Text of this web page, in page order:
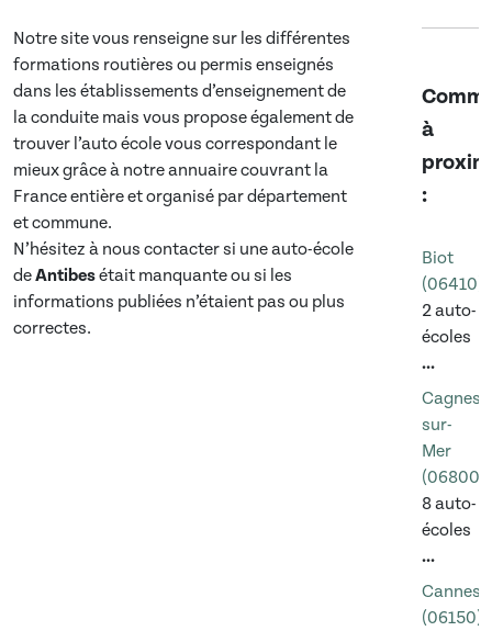
Notre site vous renseigne sur les différentes
formations routières ou permis enseignés
dans les établissements d’enseignement de
la conduite mais vous propose également de
trouver l’auto école vous correspondant le
mieux grâce à notre annuaire couvrant la
France entière et organisé par département
et commune.
N’hésitez à nous contacter si une auto-école
deAntibesétait manquante ou si les
informations publiées n’étaient pas ou plus
correctes.
à
:
Biot
(06410)
2 auto-
écoles
...
Cagnes-
sur-
Mer
(06800)
8 auto-
écoles
...
Cannes
(06150)